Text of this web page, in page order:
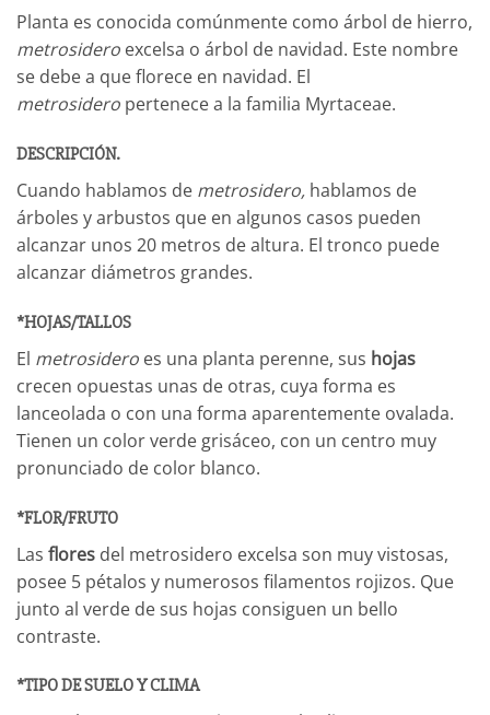
Planta es conocida comúnmente como árbol de hierro,
metrosidero excelsa o árbol de navidad. Este nombre
se debe a que florece en navidad. El
metrosidero pertenece a la familia Myrtaceae.
DESCRIPCIÓN.
Cuando hablamos de metrosidero, hablamos de
árboles y arbustos que en algunos casos pueden
alcanzar unos 20 metros de altura. El tronco puede
alcanzar diámetros grandes.
*HOJAS/TALLOS
El metrosidero es una planta perenne, sus hojas
crecen opuestas unas de otras, cuya forma es
lanceolada o con una forma aparentemente ovalada.
Tienen un color verde grisáceo, con un centro muy
pronunciado de color blanco.
*FLOR/FRUTO
Las flores del metrosidero excelsa son muy vistosas,
posee 5 pétalos y numerosos filamentos rojizos. Que
junto al verde de sus hojas consiguen un bello
contraste.
*TIPO DE SUELO Y CLIMA